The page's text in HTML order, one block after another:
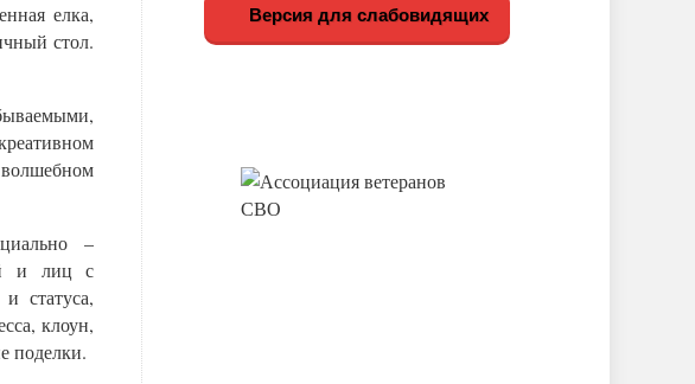
елка,
стол.
–
и лиц с
статуса,
клоун,
поделки.
Версия для слабовидящих